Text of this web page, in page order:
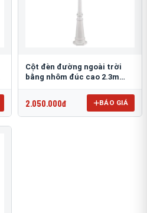
Cột đèn đường ngoài trời
bằng nhôm đúc cao 2.3m
2.050.000đ BÁO GIÁ